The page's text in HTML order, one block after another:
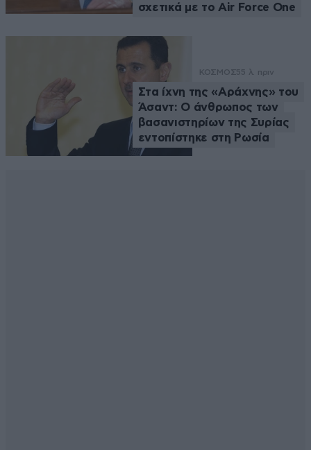
σχετικά με το Air Force One
ΚΟΣΜΟΣ55 λ. πριν
Στα ίχνη της «Αράχνης» του
Άσαντ: Ο άνθρωπος των
βασανιστηρίων της Συρίας
εντοπίστηκε στη Ρωσία